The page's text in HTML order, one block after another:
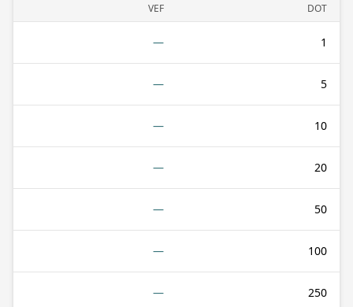
DOT
VEF
1
—
5
—
10
—
20
—
50
—
100
—
250
—